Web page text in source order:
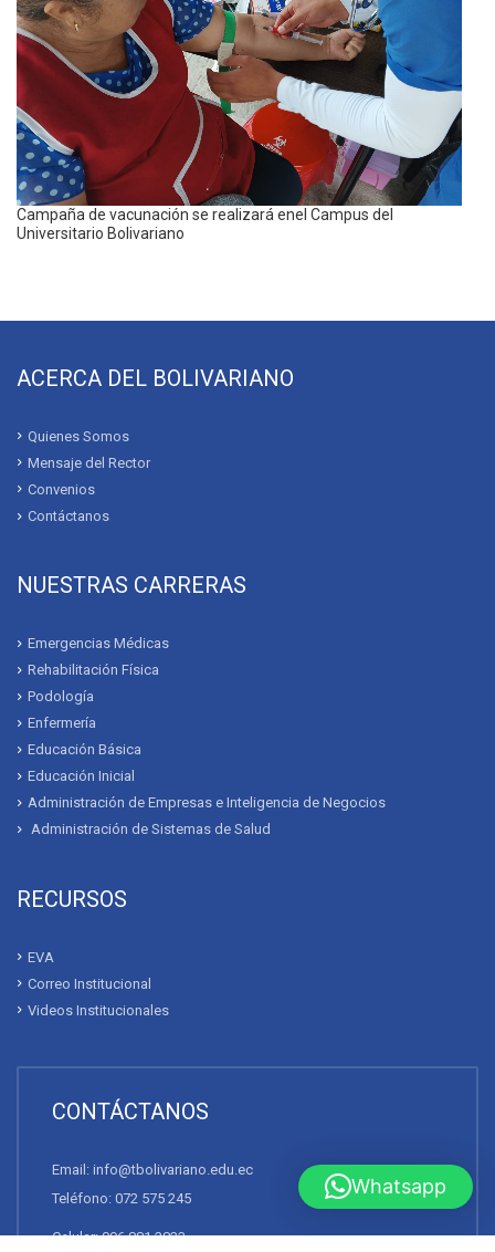
Universitario Bolivariano brindará atención gratuita durante
jornadas de salud en Calvas
NOVIEMBRE 10, 2023
Bolivariano finaliza programa “Chefen tu comunidad” de San
Sebastián
SEPTIEMBRE 29, 2023
Universitario Bolivariano y el GAD de Cumbaratzaorganizan I
Feria Interparroquial de Gastronomía
Campaña de vacunación se realizará enel Campus del
Universitario Bolivariano
ACERCA DEL BOLIVARIANO
Mensaje del Rector
Contáctanos
Rehabilitación Física
Enfermería
Educación Básica
Whatsapp